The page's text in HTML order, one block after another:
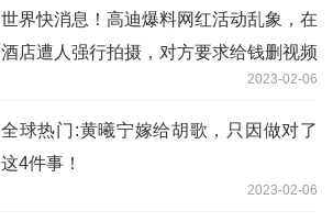
世界快消息！高迪爆料网红活动乱象，在
酒店遭人强行拍摄，对方要求给钱删视频
2023-02-06
全球热门:黄曦宁嫁给胡歌，只因做对了
这4件事！
2023-02-06